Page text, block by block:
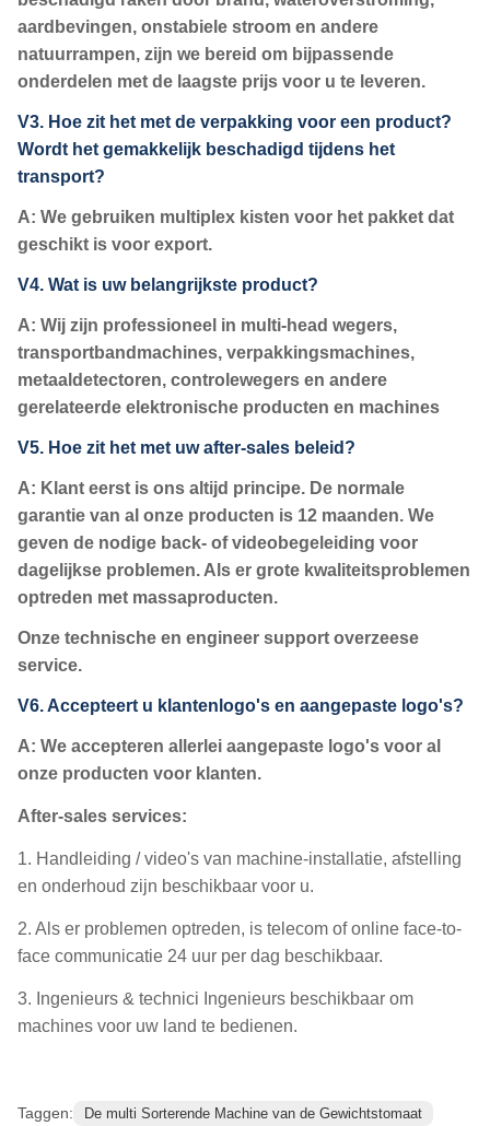
aardbevingen, onstabiele stroom en andere
natuurrampen, zijn we bereid om bijpassende
onderdelen met de laagste prijs voor u te leveren.
V3. Hoe zit het met de verpakking voor een product?
Wordt het gemakkelijk beschadigd tijdens het
transport?
A: We gebruiken multiplex kisten voor het pakket dat
geschikt is voor export.
V4. Wat is uw belangrijkste product?
A: Wij zijn professioneel in multi-head wegers,
transportbandmachines, verpakkingsmachines,
metaaldetectoren, controlewegers en andere
gerelateerde elektronische producten en machines
V5. Hoe zit het met uw after-sales beleid?
A: Klant eerst is ons altijd principe. De normale
garantie van al onze producten is 12 maanden. We
geven de nodige back- of videobegeleiding voor
dagelijkse problemen. Als er grote kwaliteitsproblemen
optreden met massaproducten.
Onze technische en engineer support overzeese
service.
V6. Accepteert u klantenlogo's en aangepaste logo's?
A: We accepteren allerlei aangepaste logo's voor al
onze producten voor klanten.
After-sales services:
1. Handleiding / video's van machine-installatie, afstelling
en onderhoud zijn beschikbaar voor u.
2. Als er problemen optreden, is telecom of online face-to-
face communicatie 24 uur per dag beschikbaar.
3. Ingenieurs & technici Ingenieurs beschikbaar om
machines voor uw land te bedienen.
Taggen:
De multi Sorterende Machine van de Gewichtstomaat